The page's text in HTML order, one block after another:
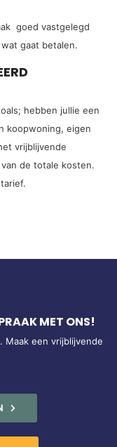
goed vastgelegd
gaat betalen.
hebben jullie een
koopwoning, eigen
vrijblijvende
de totale kosten.
MET ONS!
een vrijblijvende